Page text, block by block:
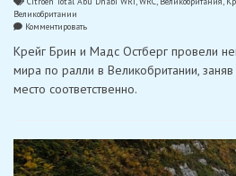
Великобритании
Комментироватьon
Великобритании:
Брин
был
Крейг Брин и Мадс Остберг провели
мира по ралли в Великобритании,
место соответственно.